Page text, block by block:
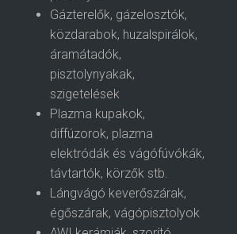
Gázterelők, gázelosztók,
közdarabok, huzalspirálok,
áramátadók,
pisztolynyakak,
szigetelések
Plazma kupakok,
diffúzorok, plazma
elektródák és vágófúvókák,
távtartók, körzők stb.
Lángvágó keverőszárak,
égőszárak, vágópisztolyok